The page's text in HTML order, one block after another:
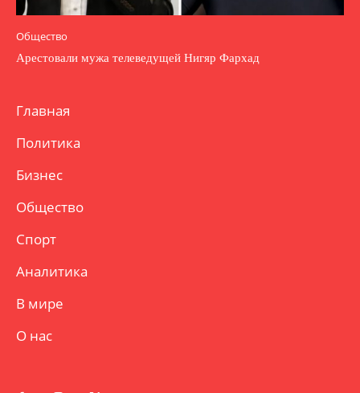
Общество
Арестовали мужа телеведущей Нигяр Фархад
Главная
Политика
Бизнес
Общество
Спорт
Аналитика
В мире
О нас